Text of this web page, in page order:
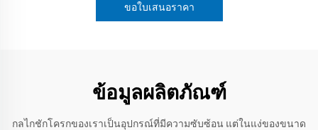
ขอใบเสนอราคา
ข้อมูลผลิตภัณฑ์
กลไกชักโครกของเราเป็นอุปกรณ์ที่มีความซับซ้อน แต่ในแง่ของขนาด